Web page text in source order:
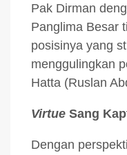
Pak Dirman
Panglima Besar
posisinya yang
menggulingkan
Hatta (Ruslan
Virtue Sang
Dengan